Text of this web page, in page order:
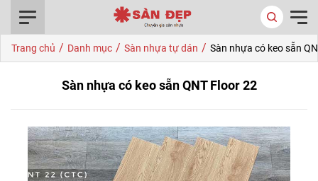
Trang chủ / Danh mục / Sàn nhựa tự dán / Sàn nhựa có keo sẵn
Sàn nhựa có keo sẵn QNT Floor 22